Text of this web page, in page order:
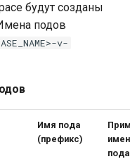
будут созданы
подов
v-
Имя пода
(префикс)
пода